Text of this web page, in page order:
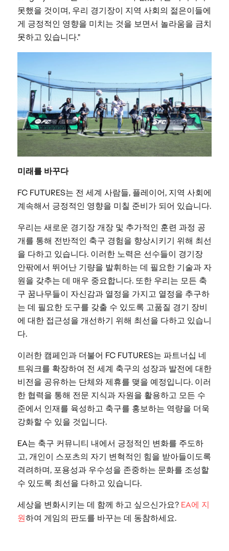
못했을 것이며, 우리 경기장이 지역 사회의 젊은이들에
게 긍정적인 영향을 미치는 것을 보면서 놀라움을 금치
못하고 있습니다."
미래를 바꾸다
FC FUTURES는 전 세계 사람들, 플레이어, 지역 사회에
계속해서 긍정적인 영향을 미칠 준비가 되어 있습니다.
우리는 새로운 경기장 개장 및 추가적인 훈련 과정 공
개를 통해 전반적인 축구 경험을 향상시키기 위해 최선
을 다하고 있습니다. 이러한 노력은 선수들이 경기장
안팎에서 뛰어난 기량을 발휘하는 데 필요한 기술과 자
원을 갖추는 데 매우 중요합니다. 또한 우리는 모든 축
구 꿈나무들이 자신감과 열정을 가지고 열정을 추구하
는 데 필요한 도구를 갖출 수 있도록 고품질 경기 장비
에 대한 접근성을 개선하기 위해 최선을 다하고 있습니
다.
이러한 캠페인과 더불어 FC FUTURES는 파트너십 네
트워크를 확장하여 전 세계 축구의 성장과 발전에 대한
비전을 공유하는 단체와 제휴를 맺을 예정입니다. 이러
한 협력을 통해 전문 지식과 자원을 활용하고 모든 수
준에서 인재를 육성하고 축구를 홍보하는 역량을 더욱
강화할 수 있을 것입니다.
EA는 축구 커뮤니티 내에서 긍정적인 변화를 주도하
고, 개인이 스포츠의 자기 변혁적인 힘을 받아들이도록
격려하며, 포용성과 우수성을 존중하는 문화를 조성할
수 있도록 최선을 다하고 있습니다.
세상을 변화시키는 데 함께 하고 싶으신가요? EA에 지
원하여 게임의 판도를 바꾸는 데 동참하세요.